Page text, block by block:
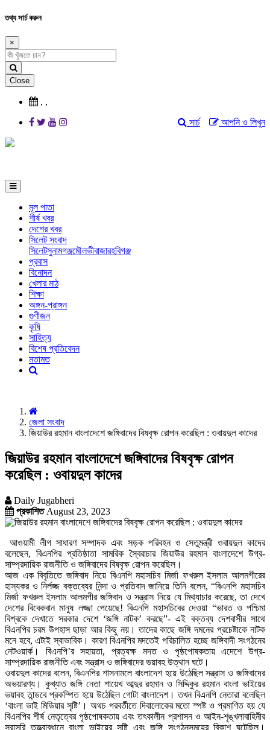
তথ্য সার্চ করুন
×
Close
, ,
আপনি ও লিখুন
সার্চ
মূল পাতা
শীর্ষ খবর
দেশের খবর
সিলেট সংবাদ
সিলেটসুনামগঞ্জমৌলভীবাজারহবিগঞ্জ
প্রবাস
বিনোদন
খেলার মাঠ
শিক্ষা
অঙ্গন-প্রাঙ্গন
গুণীজন
কৃষি
সাহিত্য
বিশেষ প্রতিবেদন
মতামত
জেলা সংবাদ
জিয়াউর রহমান বাংলাদেশে জঙ্গিবাদের বিষবৃক্ষ রোপন করেছিল : ওবায়দুল কাদের
জিয়াউর রহমান বাংলাদেশে জঙ্গিবাদের বিষবৃক্ষ রোপন
করেছিল : ওবায়দুল কাদের
Daily Jugabheri
প্রকাশিতAugust 23, 2023
আওয়ামী লীগ সাধারণ সম্পাদক এবং সড়ক পরিবহন ও সেতুমন্ত্রী ওবায়দুল কাদের
বলেছেন, বিএনপির প্রতিষ্ঠাতা সামরিক স্বৈরাচার জিয়াউর রহমান বাংলাদেশে উগ্র-
সাম্প্রদায়িক রাজনীতি ও জঙ্গিবাদের বিষবৃক্ষ রোপন করেছিল।
আজ এক বিবৃতিতে জঙ্গিবাদ নিয়ে বিএনপি মহাসচিব মির্জা ফখরুল ইসলাম আলমগীরের
হাস্যকর ও নির্লজ্জ বক্তব্যের নিন্দা ও প্রতিবাদ জানিয়ে তিনি বলেন, “বিএনপি মহাসচিব
মির্জা ফখরুল ইসলাম আলমগীর জঙ্গিবাদ ও সন্ত্রাস নিয়ে যে মিথ্যাচার করেছে, তা দেখে
দেশের বিবেকবান মানুষ লজ্জা পেয়েছে! বিএনপি মহাসচিবের দেওয়া “ভারত ও পশ্চিমা
বিশ্বকে দেখাতে সরকার দেশে ‘জঙ্গি নাটক’ করছে”- এই বক্তব্য দেশবাসীর সাথে
বিএনপির চরম উপহাস ছাড়া আর কিছু নয়। তাদের কাছে জঙ্গি দমনের প্রচেষ্টাকে নাটক
মনে হবে, এটাই স্বাভাবিক। কারণ বিএনপির মদতেই পরিচালিত হচ্ছে জঙ্গিবাদী সংগঠনের
নেটওয়ার্ক। বিএনপি’র সহায়তা, প্রত্যক্ষ মদত ও পৃষ্ঠপোষকতায় এদেশে উগ্র-
সাম্প্রদায়িক রাজনীতি এবং সন্ত্রাস ও জঙ্গিবাদের ভয়াবহ উত্থান ঘটে।
ওবায়দুল কাদের বলেন, বিএনপির শাসনামলে বাংলাদেশ হয়ে উঠেছিল সন্ত্রাস ও জঙ্গিবাদের
অভয়ারণ্য। কুখ্যাত জঙ্গি নেতা শায়েখ আব্দুর রহমান ও সিদ্দিকুর রহমান বাংলা ভাইয়ের
ভয়াবহ তান্ডবে প্রকম্পিত হয়ে উঠেছিল গোটা বাংলাদেশ। তখন বিএনপি নেতারা বলেছিল
‘বাংলা ভাই মিডিয়ার সৃষ্টি’। অথচ পরবর্তীতে দিবালোকের মতো স্পষ্ট ও প্রমাণিত হয় যে
বিএনপির শীর্ষ নেতৃত্বের পৃষ্ঠপোষকতায় এবং তৎকালীন প্রশাসন ও আইন-শৃঙ্খলাবাহিনীর
সরাসরি তত্ত্বাবধানে বাংলা ভাইয়ের সৃষ্টি এবং জঙ্গি সংগঠনসমূহের বিকাশ ঘটেছিল।